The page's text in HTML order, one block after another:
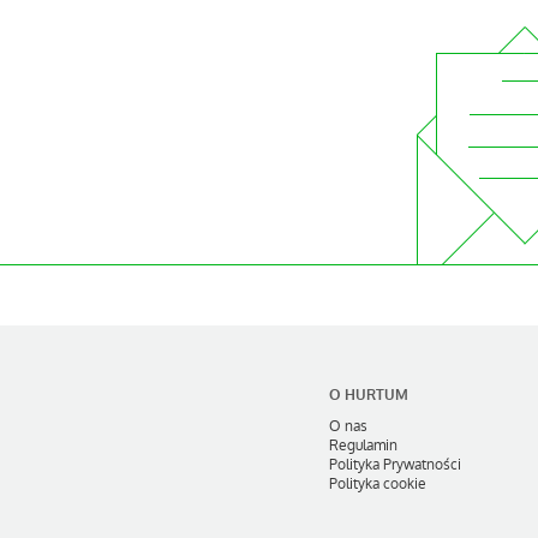
ozdobne
od 1,38
O HURTUM
O nas
Regulamin
Polityka Prywatności
Polityka cookie